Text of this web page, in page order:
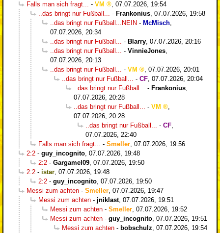
Falls man sich fragt... - VM , 07.07.2026, 19:54
..das bringt nur Fußball... - Frankonius, 07.07.2026, 19:58
..das bringt nur Fußball...NEIN - McMisch,
07.07.2026, 20:34
..das bringt nur Fußball... - Blarry, 07.07.2026, 20:16
..das bringt nur Fußball... - VinnieJones,
07.07.2026, 20:13
..das bringt nur Fußball... - VM , 07.07.2026, 20:01
..das bringt nur Fußball... - CF, 07.07.2026, 20:04
..das bringt nur Fußball... - Frankonius,
07.07.2026, 20:28
..das bringt nur Fußball... - VM
,
07.07.2026, 20:28
..das bringt nur Fußball... - CF,
07.07.2026, 22:40
Falls man sich fragt... - Smeller, 07.07.2026, 19:56
2:2 - guy_incognito, 07.07.2026, 19:48
2:2 - Gargamel09, 07.07.2026, 19:50
2:2 - istar, 07.07.2026, 19:48
2:2 - guy_incognito, 07.07.2026, 19:50
Messi zum achten - Smeller, 07.07.2026, 19:47
Messi zum achten - jniklast, 07.07.2026, 19:51
Messi zum achten - Smeller, 07.07.2026, 19:52
Messi zum achten - guy_incognito, 07.07.2026, 19:51
Messi zum achten - bobschulz, 07.07.2026, 19:54